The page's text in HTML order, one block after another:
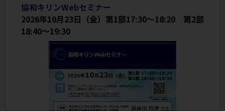
協和キリンWebセミナー
2026年10月23日（金）第1部17:30～18:20　第2部
18:40～19:30